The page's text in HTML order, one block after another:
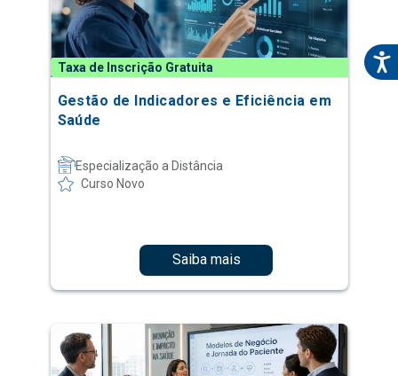
Taxa de Inscrição Gratuita
Gestão de Indicadores e Eficiência em
Saúde
Especialização a Distância
Curso Novo
Saiba mais